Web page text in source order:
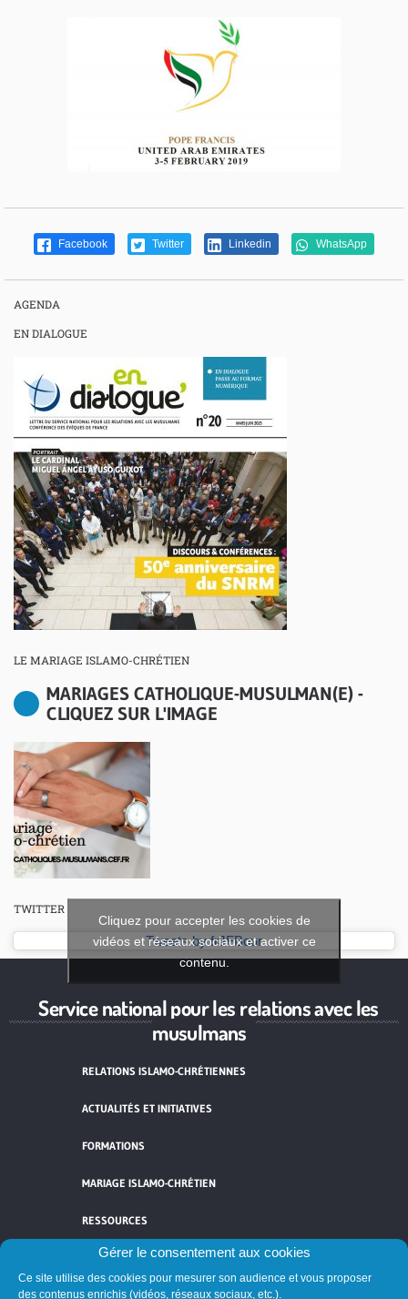
Gérer le consentement aux cookies
Ce site utilise des cookies pour mesurer son audience et vous proposer
des contenus enrichis (vidéos, réseaux sociaux, etc.).
Facebook Twitter Linkedin WhatsApp
AGENDA
EN DIALOGUE
LE MARIAGE ISLAMO-CHRÉTIEN
MARIAGES CATHOLIQUE-MUSULMAN(E) -
CLIQUEZ SUR L'IMAGE
TWITTER
Tweets by frJFBour
Cliquez pour accepter les cookies de
vidéos et réseaux sociaux et activer ce
contenu.
Service national pour les relations avec les
musulmans
RELATIONS ISLAMO-CHRÉTIENNES
ACTUALITÉS ET INITIATIVES
FORMATIONS
MARIAGE ISLAMO-CHRÉTIEN
RESSOURCES
CONTACT
MENTIONS LÉGALES